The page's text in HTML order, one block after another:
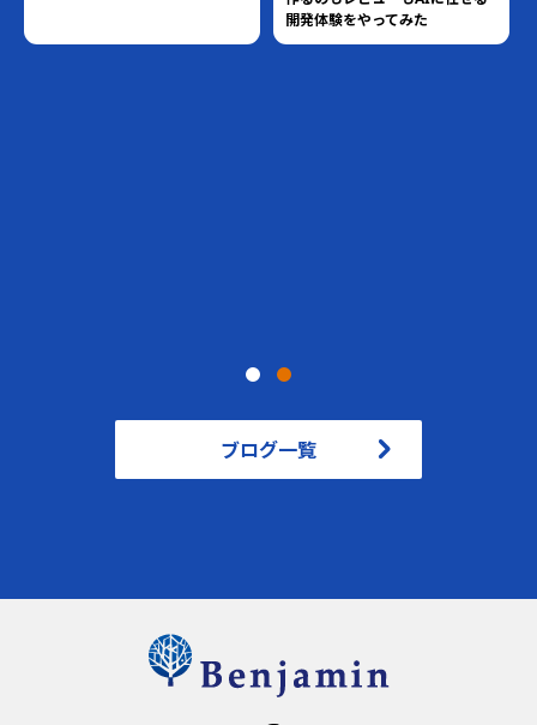
開発体験をやってみた
ブログ一覧